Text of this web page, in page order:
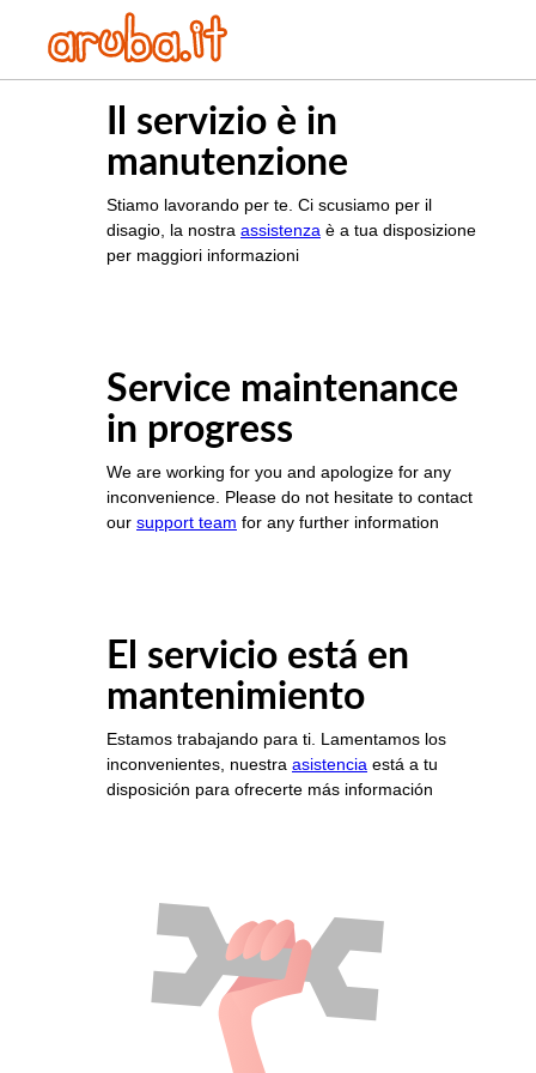
Il servizio è in
manutenzione
Stiamo lavorando per te. Ci scusiamo per il
disagio, la nostra assistenza è a tua disposizione
per maggiori informazioni
Service maintenance
in progress
We are working for you and apologize for any
inconvenience. Please do not hesitate to contact
our support team for any further information
El servicio está en
mantenimiento
Estamos trabajando para ti. Lamentamos los
inconvenientes, nuestra asistencia está a tu
disposición para ofrecerte más información